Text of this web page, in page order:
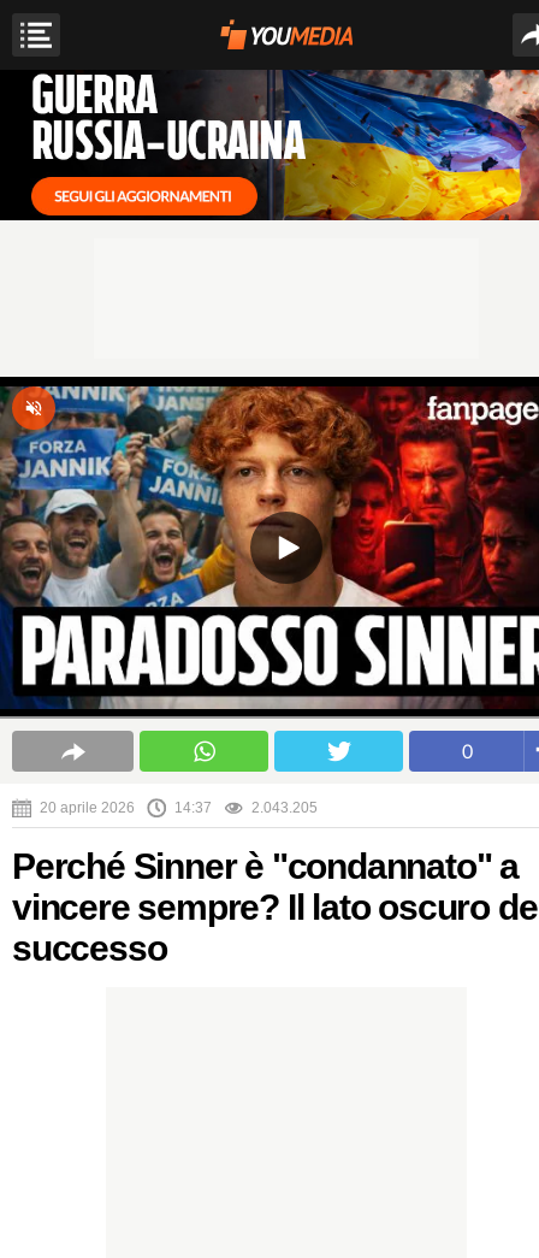
0
20 aprile 2026 14:37 2.043.205
Perché Sinner è "condannato" a
vincere sempre? Il lato oscuro
successo